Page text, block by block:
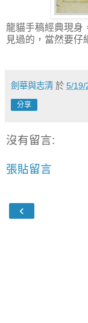
龍貓手稿經典現身
見過的，當然要仔
劍華與志清 於 5/19/
分享
沒有留言:
張貼留言
‹